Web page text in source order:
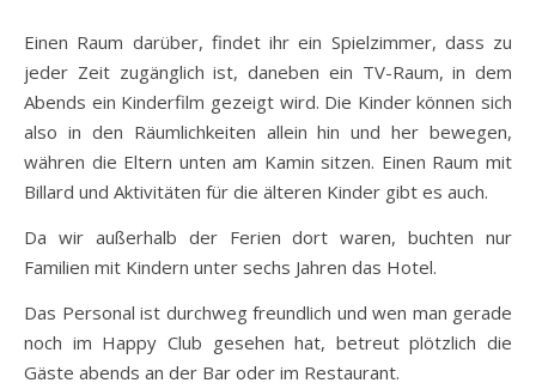
Einen Raum darüber, findet ihr ein Spielzimmer, dass zu
jeder Zeit zugänglich ist, daneben ein TV-Raum, in dem
Abends ein Kinderfilm gezeigt wird. Die Kinder können sich
also in den Räumlichkeiten allein hin und her bewegen,
währen die Eltern unten am Kamin sitzen. Einen Raum mit
Billard und Aktivitäten für die älteren Kinder gibt es auch.
Da wir außerhalb der Ferien dort waren, buchten nur
Familien mit Kindern unter sechs Jahren das Hotel.
Das Personal ist durchweg freundlich und wen man gerade
noch im Happy Club gesehen hat, betreut plötzlich die
Gäste abends an der Bar oder im Restaurant.